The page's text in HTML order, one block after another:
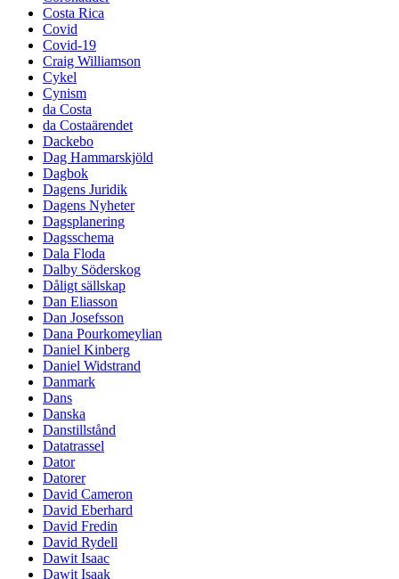
Costa Rica
Covid
Covid-19
Craig Williamson
Cykel
Cynism
da Costa
da Costaärendet
Dackebo
Dag Hammarskjöld
Dagbok
Dagens Juridik
Dagens Nyheter
Dagsplanering
Dagsschema
Dala Floda
Dalby Söderskog
Dåligt sällskap
Dan Eliasson
Dan Josefsson
Dana Pourkomeylian
Daniel Kinberg
Daniel Widstrand
Danmark
Dans
Danska
Danstillstånd
Datatrassel
Dator
Datorer
David Cameron
David Eberhard
David Fredin
David Rydell
Dawit Isaac
Dawit Isaak